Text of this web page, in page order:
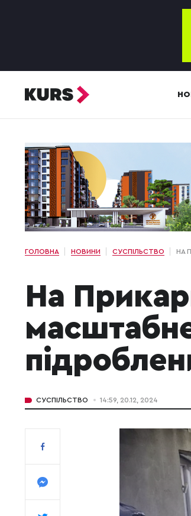
ГОЛОВНА НОВИНИ СУСПІЛЬСТВО НА
На
СУСПІЛЬСТВО 14:59, 20.12, 2024